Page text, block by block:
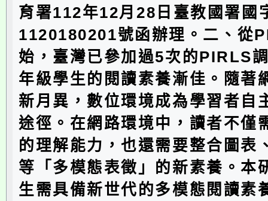
育署112年12月28日臺教國署國
1120180201號函辦理。二、從
始，臺灣已參加過5次的PIRLS
年級學生的閱讀素養漸佳。隨著
新月異，數位環境成為學習者自
途徑。在網路環境中，讀者不僅
的理解能力，也還需要整合圖表
等「多模態表徵」的新素養。本
生需具備新世代的多模態閱讀素